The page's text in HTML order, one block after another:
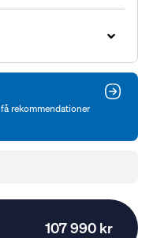
rekommendationer
107 990 kr